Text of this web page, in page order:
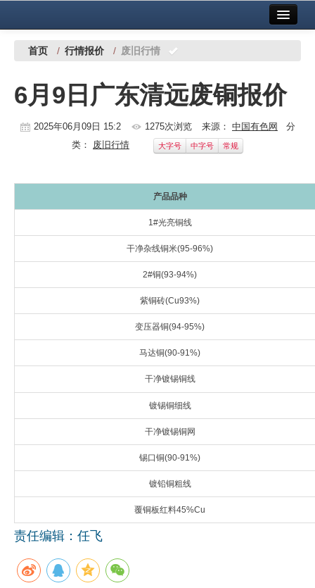
中国有色金属报社主办 广告服务
铜镍铅锌
铝
有色市场
《资源再生》杂志
行情报价
首页 / 行情报价 / 废旧行情
6月9日广东清远废铜报价
2025年06月09日 15:2 1275次浏览 来源： 中国有色网
分
类： 废旧行情 大字号 中字号 常规
产品品种
1#光亮铜线
干净杂线铜米(95-96%)
2#铜(93-94%)
紫铜砖(Cu93%)
变压器铜(94-95%)
马达铜(90-91%)
干净镀锡铜线
镀锡铜细线
干净镀锡铜网
锡口铜(90-91%)
镀铅铜粗线
覆铜板红料45%Cu
责任编辑：任飞